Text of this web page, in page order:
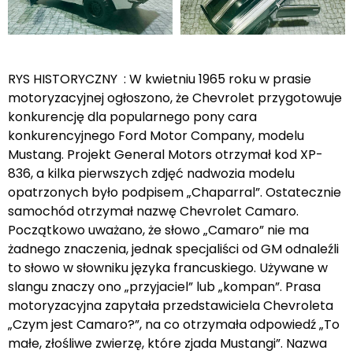
RYS HISTORYCZNY : W kwietniu 1965 roku w prasie
motoryzacyjnej ogłoszono, że Chevrolet przygotowuje
konkurencję dla popularnego pony cara
konkurencyjnego Ford Motor Company, modelu
Mustang. Projekt General Motors otrzymał kod XP-
836, a kilka pierwszych zdjęć nadwozia modelu
opatrzonych było podpisem „Chaparral”. Ostatecznie
samochód otrzymał nazwę Chevrolet Camaro.
Początkowo uważano, że słowo „Camaro” nie ma
żadnego znaczenia, jednak specjaliści od GM odnaleźli
to słowo w słowniku języka francuskiego. Używane w
slangu znaczy ono „przyjaciel” lub „kompan”. Prasa
motoryzacyjna zapytała przedstawiciela Chevroleta
„Czym jest Camaro?”, na co otrzymała odpowiedź „To
małe, złośliwe zwierzę, które zjada Mustangi”. Nazwa